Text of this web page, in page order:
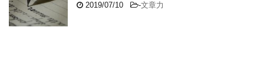
2019/07/10 -文章力